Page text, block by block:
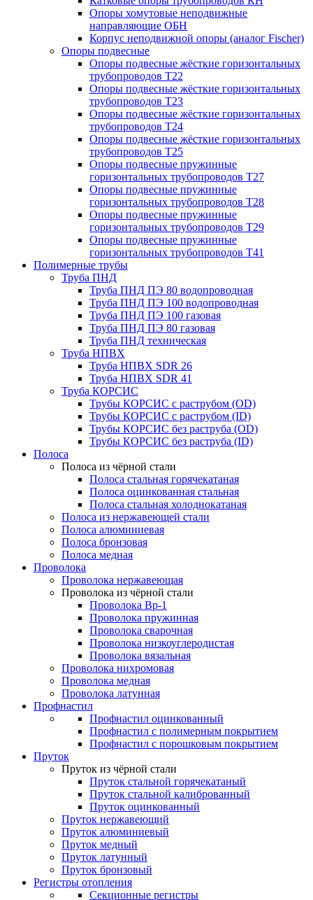
Опоры хомутовые неподвижные
направляющие ОБН
Корпус неподвижной опоры (аналог Fischer)
Опоры подвесные
Опоры подвесные жёсткие горизонтальных
трубопроводов Т22
Опоры подвесные жёсткие горизонтальных
трубопроводов Т23
Опоры подвесные жёсткие горизонтальных
трубопроводов Т24
Опоры подвесные жёсткие горизонтальных
трубопроводов Т25
Опоры подвесные пружинные
горизонтальных трубопроводов Т27
Опоры подвесные пружинные
горизонтальных трубопроводов Т28
Опоры подвесные пружинные
горизонтальных трубопроводов Т29
Опоры подвесные пружинные
горизонтальных трубопроводов Т41
Полимерные трубы
Труба ПНД
Труба ПНД ПЭ 80 водопроводная
Труба ПНД ПЭ 100 водопроводная
Труба ПНД ПЭ 100 газовая
Труба ПНД ПЭ 80 газовая
Труба ПНД техническая
Труба НПВХ
Труба НПВХ SDR 26
Труба НПВХ SDR 41
Труба КОРСИС
Трубы КОРСИС с раструбом (OD)
Трубы КОРСИС с раструбом (ID)
Трубы КОРСИС без раструба (OD)
Трубы КОРСИС без раструба (ID)
Полоса
Полоса из чёрной стали
Полоса стальная горячекатаная
Полоса оцинкованная стальная
Полоса стальная холоднокатаная
Полоса из нержавеющей стали
Полоса алюминиевая
Полоса бронзовая
Полоса медная
Проволока
Проволока нержавеющая
Проволока из чёрной стали
Проволока Вр-1
Проволока пружинная
Проволока сварочная
Проволока низкоуглеродистая
Проволока вязальная
Проволока нихромовая
Проволока медная
Проволока латунная
Профнастил
Профнастил оцинкованный
Профнастил с полимерным покрытием
Профнастил с порошковым покрытием
Пруток
Пруток из чёрной стали
Пруток стальной горячекатаный
Пруток стальной калиброванный
Пруток оцинкованный
Пруток нержавеющий
Пруток алюминиевый
Пруток медный
Пруток латунный
Пруток бронзовый
Регистры отопления
Секционные регистры